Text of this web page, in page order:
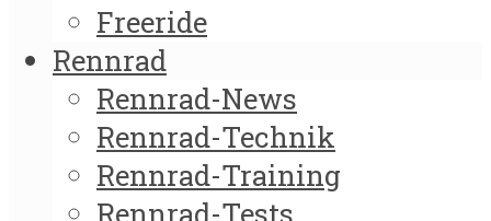
Freeride
Rennrad
Rennrad-News
Rennrad-Technik
Rennrad-Training
Rennrad-Tests